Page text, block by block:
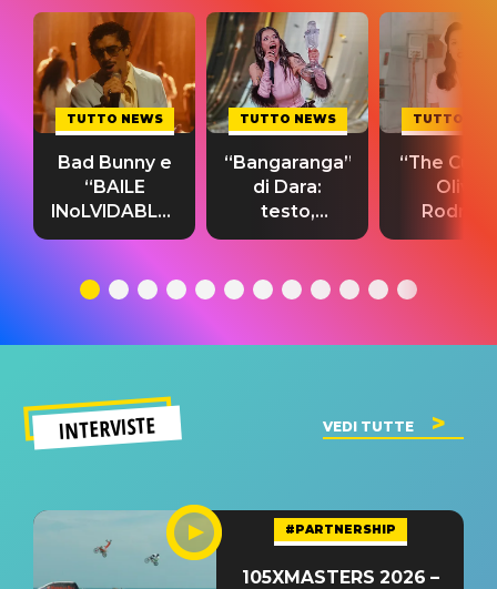
TUTTO NEWS
Bad Bunny e
“BAILE
INoLVIDABLE”:
testo,
significato
TUTTO NEWS
“Bangaranga”
di Dara:
testo,
traduzione e
del singolo
TUTTO
“The
Olivia
testo,
INTERVISTE VEDI TUTTE
#PARTNERSHIP
105XMASTERS 2026 –